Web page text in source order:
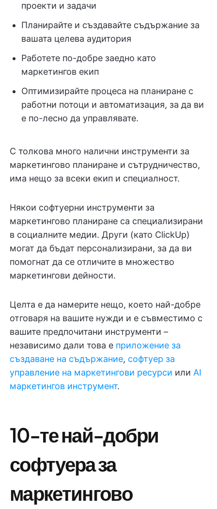
проекти и задачи
Планирайте и създавайте съдържание за
вашата целева аудитория
Работете по-добре заедно като
маркетингов екип
Оптимизирайте процеса на планиране с
работни потоци и автоматизация, за да ви
е по-лесно да управлявате.
С толкова много налични инструменти за
маркетингово планиране и сътрудничество,
има нещо за всеки екип и специалност.
Някои софтуерни инструменти за
маркетингово планиране са специализирани
в социалните медии. Други (като ClickUp)
могат да бъдат персонализирани, за да ви
помогнат да се отличите в множество
маркетингови дейности.
Целта е да намерите нещо, което най-добре
отговаря на вашите нужди и е съвместимо с
вашите предпочитани инструменти –
независимо дали това е приложение за
създаване на съдържание, софтуер за
управление на маркетингови ресурси или AI
маркетингов инструмент.
10-те най-добри
софтуера за
маркетингово